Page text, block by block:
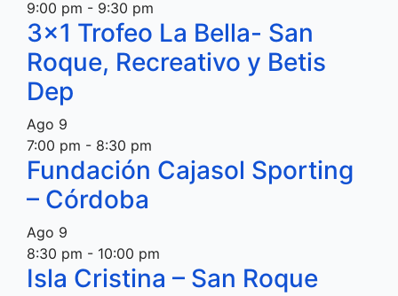
9:00 pm - 9:30 pm
3×1 Trofeo La Bella- San
Roque, Recreativo y Betis
Dep
Ago 9
7:00 pm - 8:30 pm
Fundación Cajasol Sporting
– Córdoba
Ago 9
8:30 pm - 10:00 pm
Isla Cristina – San Roque